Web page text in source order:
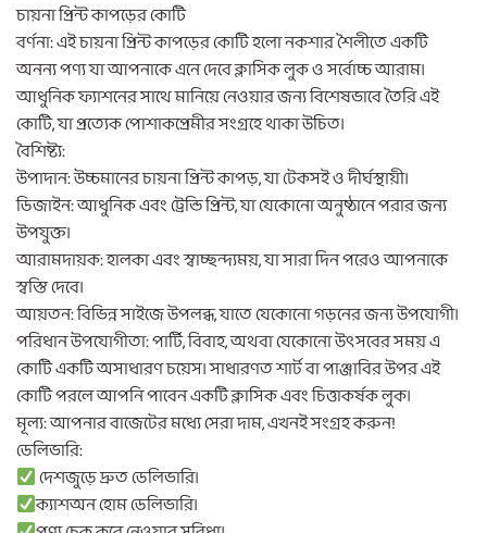
চায়না প্রিন্ট কাপড়ের কোটি
বর্ণনা: এই চায়না প্রিন্ট কাপড়ের কোটি হলো নকশার শৈলীতে একটি
অনন্য পণ্য যা আপনাকে এনে দেবে ক্লাসিক লুক ও সর্বোচ্চ আরাম।
আধুনিক ফ্যাশনের সাথে মানিয়ে নেওয়ার জন্য বিশেষভাবে তৈরি এই
কোটি, যা প্রত্যেক পোশাকপ্রেমীর সংগ্রহে থাকা উচিত।
বৈশিষ্ট্য:
উপাদান: উচ্চমানের চায়না প্রিন্ট কাপড়, যা টেকসই ও দীর্ঘস্থায়ী।
ডিজাইন: আধুনিক এবং ট্রেন্ডি প্রিন্ট, যা যেকোনো অনুষ্ঠানে পরার জন্য
উপযুক্ত।
আরামদায়ক: হালকা এবং স্বাচ্ছন্দ্যময়, যা সারা দিন পরেও আপনাকে
স্বস্তি দেবে।
আয়তন: বিভিন্ন সাইজে উপলব্ধ, যাতে যেকোনো গড়নের জন্য উপযোগী।
পরিধান উপযোগীতা: পার্টি, বিবাহ, অথবা যেকোনো উৎসবের সময় এ
কোটি একটি অসাধারণ চয়েস। সাধারণত শার্ট বা পাঞ্জাবির উপর এই
কোটি পরলে আপনি পাবেন একটি ক্লাসিক এবং চিত্তাকর্ষক লুক।
মূল্য: আপনার বাজেটের মধ্যে সেরা দাম, এখনই সংগ্রহ করুন!
ডেলিভারি:
দেশজুড়ে দ্রুত ডেলিভারি।
ক্যাশঅন হোম ডেলিভারি।